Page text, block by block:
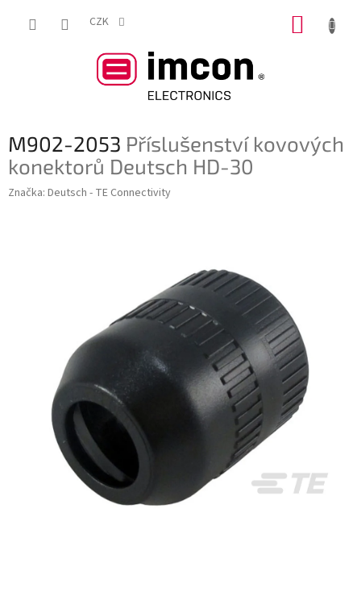
CZK
M902-2053 Příslušenství kovových
konektorů Deutsch HD-30
Značka: Deutsch - TE Connectivity